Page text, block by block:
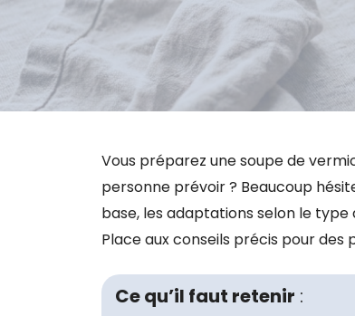
Vous préparez une soupe de
personne prévoir ? Beaucoup
base, les adaptations selon le type
Place aux conseils précis pour des
Ce qu’il faut retenir :